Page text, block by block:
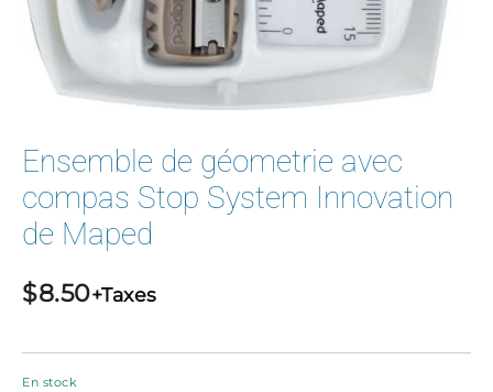
Ensemble de géometrie avec
compas Stop System Innovation
de Maped
$8.50+Taxes
En stock